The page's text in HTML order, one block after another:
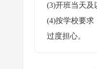
(3)开班当天
(4)按学校要
过度担心。